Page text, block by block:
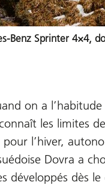
Benz Sprinter 4×4,
on a
les limites
l’hiver,
Dovra a
développés dès